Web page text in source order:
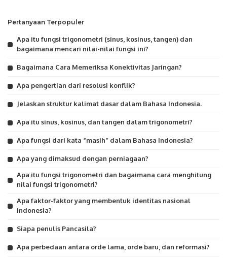
Pertanyaan Terpopuler
Apa itu fungsi trigonometri (sinus, kosinus, tangen) dan
bagaimana mencari nilai-nilai fungsi ini?
Bagaimana Cara Memeriksa Konektivitas Jaringan?
Apa pengertian dari resolusi konflik?
Jelaskan struktur kalimat dasar dalam Bahasa Indonesia.
Apa itu sinus, kosinus, dan tangen dalam trigonometri?
Apa fungsi dari kata “masih” dalam Bahasa Indonesia?
Apa yang dimaksud dengan perniagaan?
Apa itu fungsi trigonometri dan bagaimana cara menghitung
nilai fungsi trigonometri?
Apa faktor-faktor yang membentuk identitas nasional
Indonesia?
Siapa penulis Pancasila?
Apa perbedaan antara orde lama, orde baru, dan reformasi?